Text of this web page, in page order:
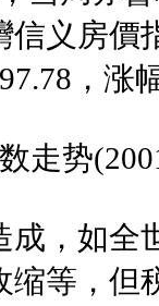
义房價
，涨
走势
成，如
缩等，但